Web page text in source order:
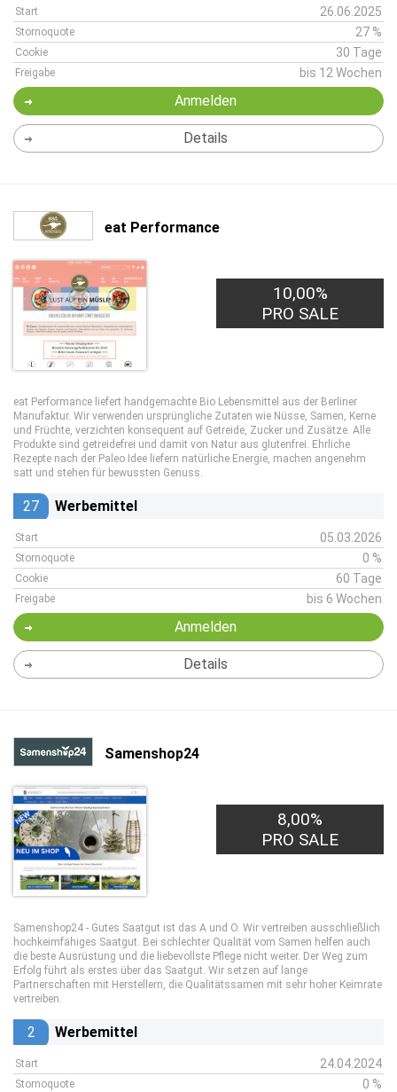
Start 26.06.2025
Stornoquote 27 %
Cookie 30 Tage
Freigabe bis 12 Wochen
Anmelden
Details
eat Performance
10,00%
PRO SALE
eat Performance liefert handgemachte Bio Lebensmittel aus der Berliner
Manufaktur. Wir verwenden ursprüngliche Zutaten wie Nüsse, Samen, Kerne
und Früchte, verzichten konsequent auf Getreide, Zucker und Zusätze. Alle
Produkte sind getreidefrei und damit von Natur aus glutenfrei. Ehrliche
Rezepte nach der Paleo Idee liefern natürliche Energie, machen angenehm
satt und stehen für bewussten Genuss.
27 Werbemittel
Start 05.03.2026
Stornoquote 0 %
Cookie 60 Tage
Freigabe bis 6 Wochen
Anmelden
Details
Samenshop24
8,00%
PRO SALE
Samenshop24 - Gutes Saatgut ist das A und O. Wir vertreiben ausschließlich
hochkeimfähiges Saatgut. Bei schlechter Qualität vom Samen helfen auch
die beste Ausrüstung und die liebevollste Pflege nicht weiter. Der Weg zum
Erfolg führt als erstes über das Saatgut. Wir setzen auf lange
Partnerschaften mit Herstellern, die Qualitätssamen mit sehr hoher Keimrate
vertreiben.
2 Werbemittel
Start 24.04.2024
Stornoquote 0 %